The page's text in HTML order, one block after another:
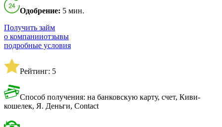
Одобрение: 5 мин.
Получить займ
о компанииотзывы
подробные условия
Рейтинг: 5
Способ получения: на банковскую карту, счет, Киви-
кошелек, Я. Деньги, Contact